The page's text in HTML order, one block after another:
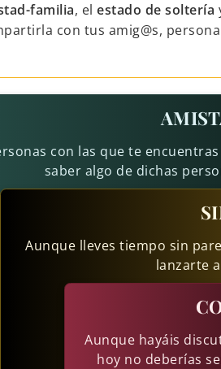
familia, el estado de soltería
con tus amig@s,
con las que te
saber algo de dichas
Aunque lleves tiempo sin
lanzarte
Aunque hayáis
hoy no deberías